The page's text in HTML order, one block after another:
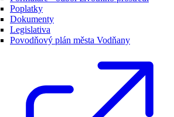
Poplatky
Dokumenty
Legislativa
Povodňový plán města Vodňany